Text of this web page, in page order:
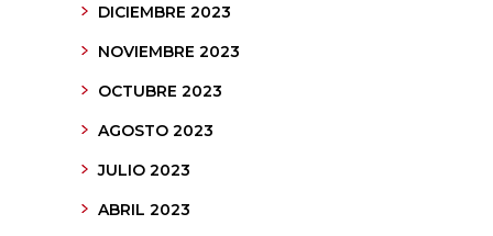
DICIEMBRE 2023
NOVIEMBRE 2023
OCTUBRE 2023
AGOSTO 2023
JULIO 2023
ABRIL 2023